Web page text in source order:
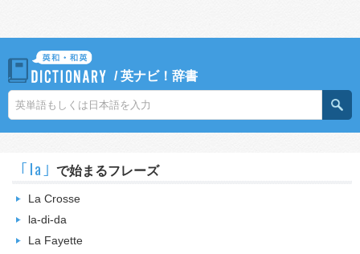
/英ナビ！辞書
｢la｣ で始まるフレーズ
La Crosse
la-di-da
La Fayette